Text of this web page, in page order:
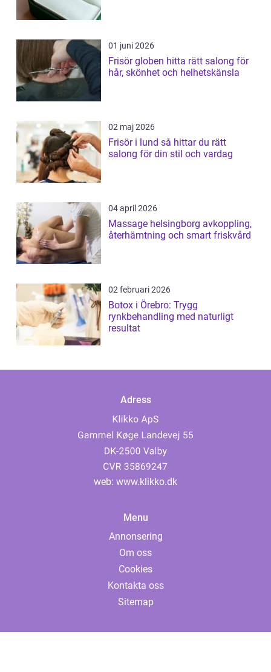
01 juni 2026
Frisör globen hitta rätt salong för
hår, skönhet och helhetskänsla
02 maj 2026
Frisör i lund så hittar du rätt
salong för din stil och vardag
04 april 2026
Massage helsingborg avkoppling,
återhämtning och smart friskvård
02 februari 2026
Botox i Örebro: Trygg
rynkbehandling med naturligt
resultat
Adress
web: www.klikko.dk
Menu
Annonsering
Om oss
Cookies
Kontakta oss
Sitemap